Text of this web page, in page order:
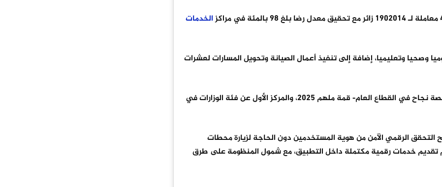
الخدمات
الألياف الضوئية، تم ربط 3388 موقعا حكوميا وصحيا وتعليميا، إضافة إلى تنفيذ أعمال الصيانة وتحويل المسارات لعشرات
كما حصلت الوزارة على عدة جوائز تقديرية، أبرزها جائزة أفضل قصة نجاح في القطاع العام- قمة ملهم 2025، والمركز الأول عن فئة الوزارات في
الرقمي الآمن من هوية المستخدمين دون الحاجة لزيارة محطات
تقديم خدمات رقمية مكتملة داخل التطبيق، مع شمول المنظومة على طرق